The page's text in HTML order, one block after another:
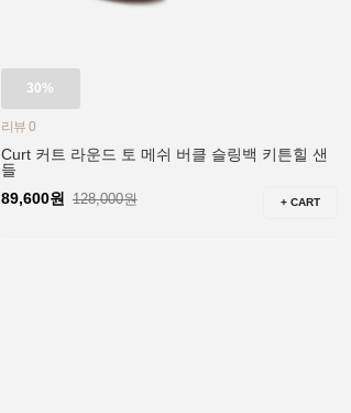
30%
리뷰 0
Curt 커트 라운드 토 메쉬 버클 슬링백 키튼힐 샌
들
89,600원
128,000원 + CART